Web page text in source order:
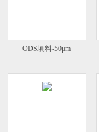
ODS填料-50μm